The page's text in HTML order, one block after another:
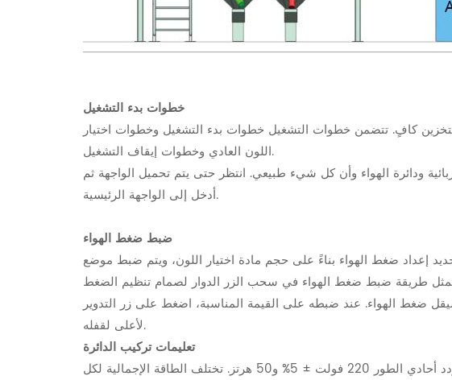
خطوات بدء التشغيل
كافٍ. تتضمن خطوات التشغيل خطوات بدء التشغيل وخطوات اختيار
اللون العادي وخطوات إيقاف التشغيل.
ودائرة الهواء وأن كل شيء طبيعي. انتظر حتى يتم تحميل الواجهة ثم
أدخل إلى الواجهة الرئيسية.
ضبط ضغط الهواء
الألوان بشكل طبيعي هو حوالي 0.2-0.4 ميجا باسكال. يتم تحديد إعداد ضغط الهواء بناءً على حجم مادة اختيار اللون، ويتم ضبط موضع
صمام تنظيم الضغط. تتمثل طريقة ضبط ضغط الهواء في سحب الزر الدوار لصمام تنظيم الضغط
ضغط الهواء. عند ضبطه على القيمة المناسبة، اضغط على زر التدوير
لأعلى لقفله.
تعليمات تركيب الدائرة
إن مصدر الطاقة للإطار الرئيسي لفرز الألوان الخاص بالشركة المصنعة في الصين هو مصدر طاقة تيار متردد أحادي الطور 220 فولت ± 5% و50 هرتز. تختلف الطاقة الإجمالية لكل